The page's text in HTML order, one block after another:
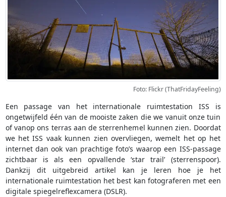
Foto: Flickr (ThatFridayFeeling)
Een passage van het internationale ruimtestation ISS is
ongetwijfeld één van de mooiste zaken die we vanuit onze tuin
of vanop ons terras aan de sterrenhemel kunnen zien. Doordat
we het ISS vaak kunnen zien overvliegen, wemelt het op het
internet dan ook van prachtige foto’s waarop een ISS-passage
zichtbaar is als een opvallende ‘star trail’ (sterrenspoor).
Dankzij dit uitgebreid artikel kan je leren hoe je het
internationale ruimtestation het best kan fotograferen met een
digitale spiegelreflexcamera (DSLR).